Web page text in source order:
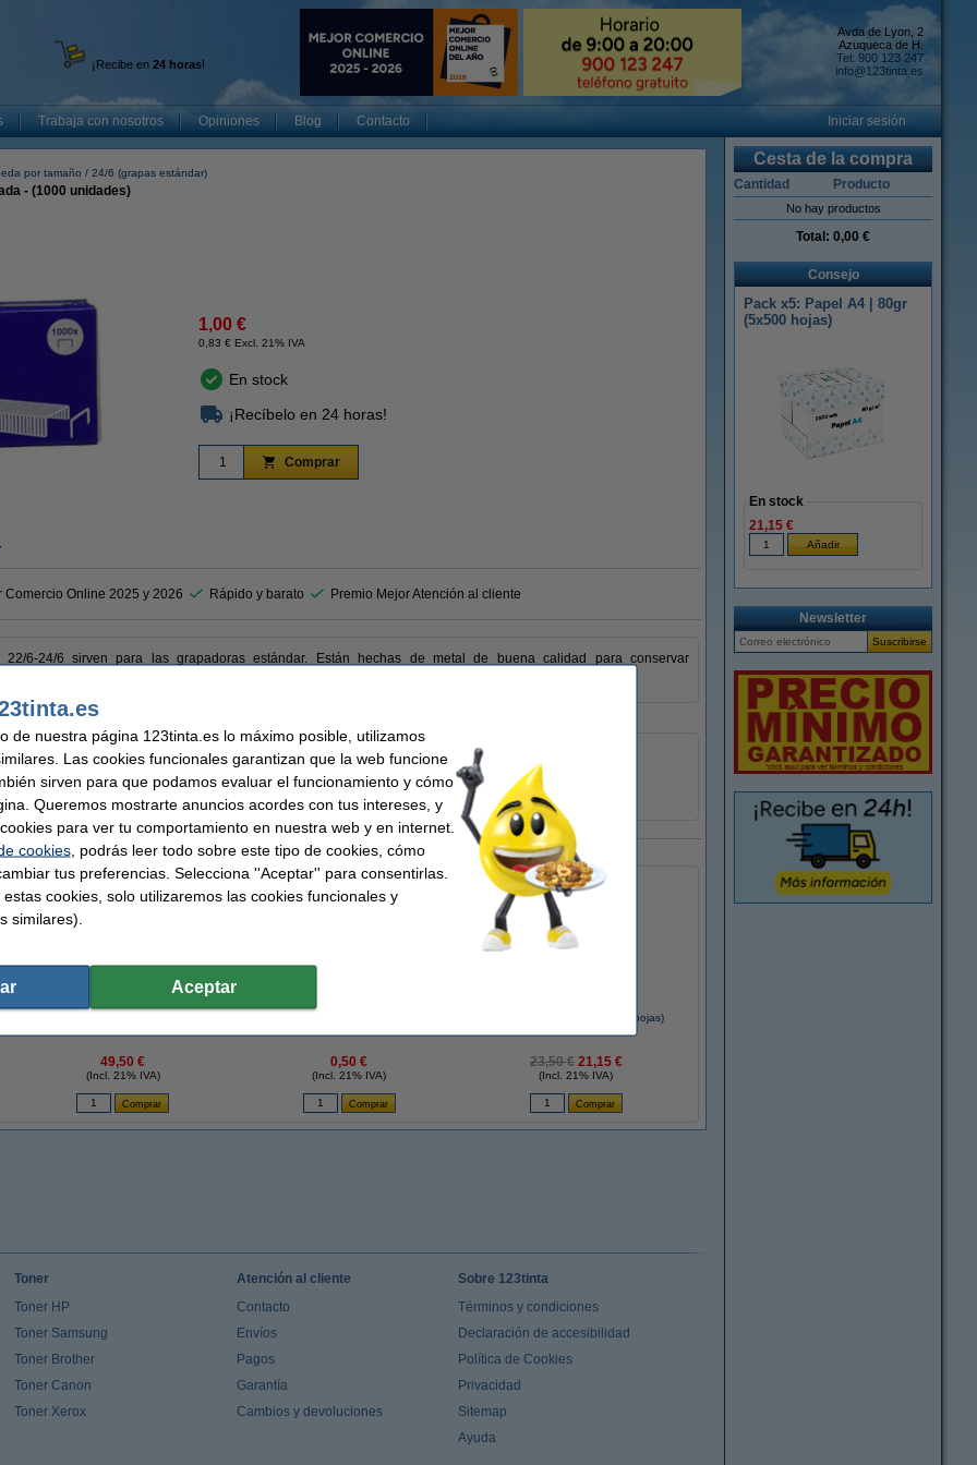
¡Recibe en 24 horas!
Avda de Lyon, 2
Azuqueca de H.
Tel: 900 123 247
info@123tinta.es
Trabaja con nosotros Opiniones Blog Contacto Iniciar sesión
por tamaño 24/6 (grapas estándar)
- (1000 unidades)
1,00 €
0,83 € Excl. 21% IVA
En stock
¡Recíbelo en 24 horas!
Comprar
Comercio Online 2025 y 2026 Rápido y barato Premio Mejor Atención al cliente
22/6-24/6 sirven para las grapadoras estándar. Están hechas de metal de buena calidad para conservar
caja vienen 1.000 unidades.
Tamaño grapas:
1.000
Código EAN:
8411772557234
también han elegido estos artículos.
49,50 €
(Incl. 21% IVA)
0,50 €
(Incl. 21% IVA)
Caja papel A4 | 80gr (5x500 hojas)
23,50 € 21,15 €
(Incl. 21% IVA)
Cesta de la compra
Cantidad Producto
No hay productos
Total: 0,00 €
Consejo
Pack x5: Papel A4 | 80gr
(5x500 hojas)
En stock
21,15 €
Newsletter
Toner
Toner HP
Toner Samsung
Toner Brother
Toner Canon
Toner Xerox
Atención al cliente
Contacto
Envíos
Pagos
Garantía
Cambios y devoluciones
Sobre 123tinta
Términos y condiciones
Declaración de accesibilidad
Política de Cookies
Privacidad
Sitemap
Ayuda
de nuestra página 123tinta.es lo máximo posible, utilizamos
Las cookies funcionales garantizan que la web funcione
sirven para que podamos evaluar el funcionamiento y cómo
Queremos mostrarte anuncios acordes con tus intereses, y
para ver tu comportamiento en nuestra web y en internet.
cookies, podrás leer todo sobre este tipo de cookies, cómo
tus preferencias. Selecciona ''Aceptar'' para consentirlas.
cookies, solo utilizaremos las cookies funcionales y
similares).
Aceptar